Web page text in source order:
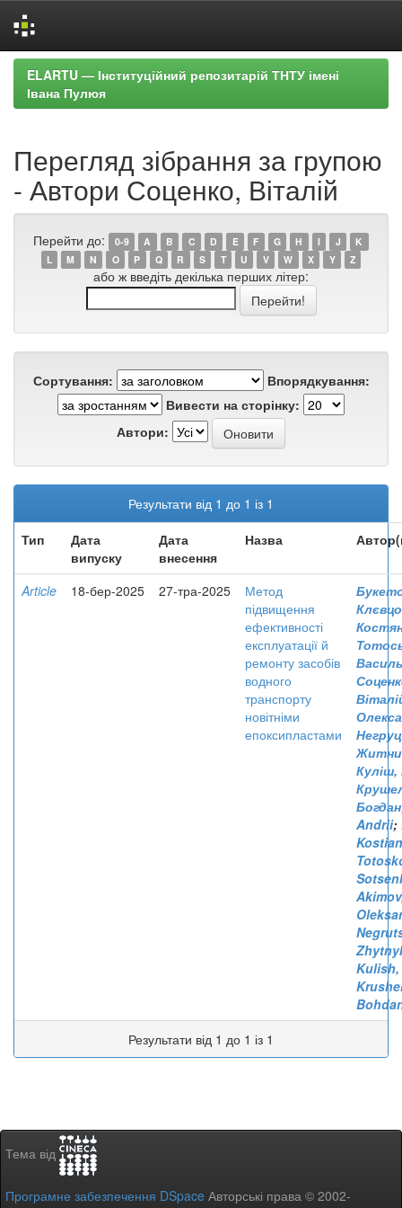
Skip
navigation
ELARTU — Інституційний репозитарій ТНТУ імені
Івана Пулюя
Перегляд зібрання за групою
- Автори Соценко, Віталій
Перейти до: 0-9 A B C D E F G H I J
K
L
M N O P Q R S T U V W X Y Z
або ж введіть декілька перших літер:
Сортування:
Впорядкування:
Вивести на сторінку:
Автори:
Результати від 1 до 1 із 1
Тип
Дата
випуску
Дата
внесення
Назва
Article 18-бер-2025 27-тра-2025
Метод
підвищення
ефективності
експлуатації й
ремонту засобів
водного
транспорту
новітніми
епоксипластами
Куліш,
Богдан
Andrii;
Kulish,
Результати від 1 до 1 із 1
Тема від
Програмне забезпечення DSpace Авторські права © 2002-